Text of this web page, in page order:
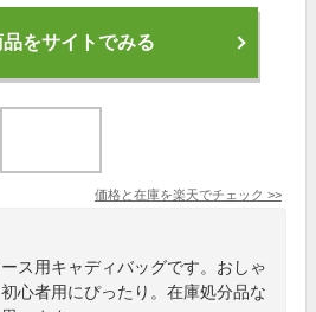
品をサイトでみる
価格と在庫を楽天でチェック >>
ス用キャディバッグです。おしゃ
心者用にぴったり。在庫処分品な